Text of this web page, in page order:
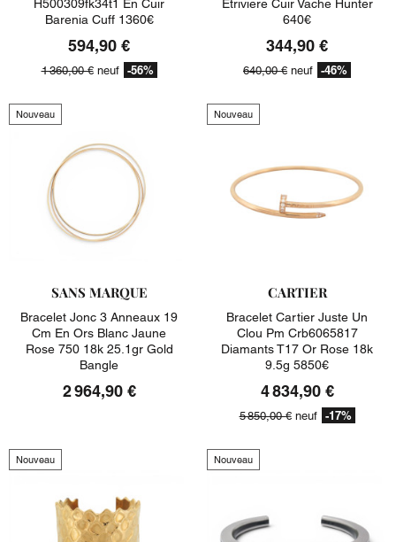
H500309fk34t1 En Cuir
Barenia Cuff 1360€
594,90 €
1 360,00 €neuf -56%
Etriviere Cuir Vache Hunter
640€
344,90 €
640,00 € neuf -46%
Nouveau
SANS MARQUE
Bracelet Jonc 3 Anneaux 19
Cm En Ors Blanc Jaune
Rose 750 18k 25.1gr Gold
Bangle
2 964,90 €
Nouveau
CARTIER
Bracelet Cartier Juste Un
Clou Pm Crb6065817
Diamants T17 Or Rose 18k
9.5g 5850€
4 834,90 €
5 850,00 €neuf -17%
Nouveau Nouveau